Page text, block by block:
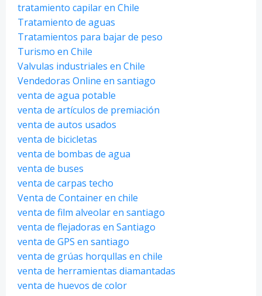
tratamiento capilar en Chile
Tratamiento de aguas
Tratamientos para bajar de peso
Turismo en Chile
Valvulas industriales en Chile
Vendedoras Online en santiago
venta de agua potable
venta de artículos de premiación
venta de autos usados
venta de bicicletas
venta de bombas de agua
venta de buses
venta de carpas techo
Venta de Container en chile
venta de film alveolar en santiago
venta de flejadoras en Santiago
venta de GPS en santiago
venta de grúas horqullas en chile
venta de herramientas diamantadas
venta de huevos de color